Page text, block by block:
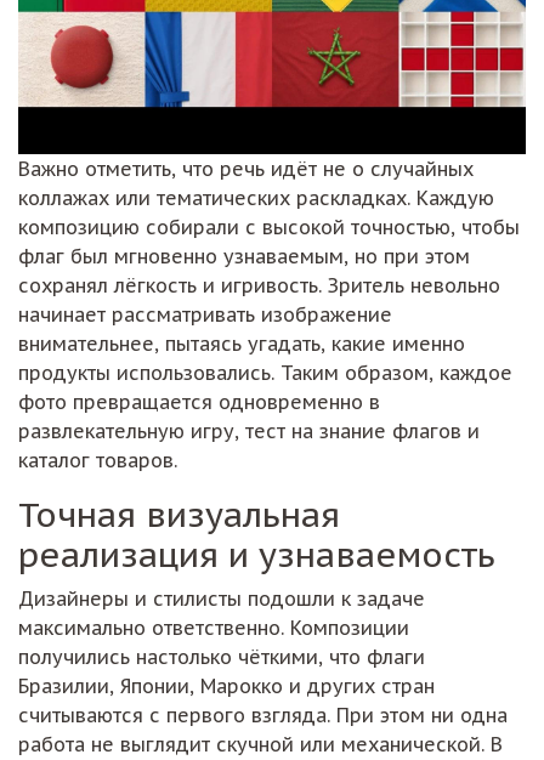
Важно отметить, что речь идёт не о случайных
коллажах или тематических раскладках. Каждую
композицию собирали с высокой точностью, чтобы
флаг был мгновенно узнаваемым, но при этом
сохранял лёгкость и игривость. Зритель невольно
начинает рассматривать изображение
внимательнее, пытаясь угадать, какие именно
продукты использовались. Таким образом, каждое
фото превращается одновременно в
развлекательную игру, тест на знание флагов и
каталог товаров.
Точная визуальная
реализация и узнаваемость
Дизайнеры и стилисты подошли к задаче
максимально ответственно. Композиции
получились настолько чёткими, что флаги
Бразилии, Японии, Марокко и других стран
считываются с первого взгляда. При этом ни одна
работа не выглядит скучной или механической. В